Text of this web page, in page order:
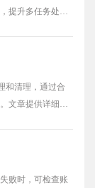
提升多任务处理
和清理，通过合
文章提供详细步
败时，可检查账